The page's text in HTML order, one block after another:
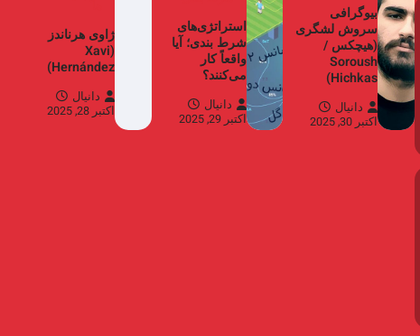
بیوگرافی
سروش لشگری
(هیچکس /
Soroush
Hichkas)
دانیال
اکتبر 30, 2025
استراتژی‌های
شرط بندی؛ آیا
واقعاً کار
می‌کنند؟
دانیال
اکتبر 29, 2025
ژاوی هرناندز
(Xavi
Hernández)
دانیال
اکتبر 28, 2025